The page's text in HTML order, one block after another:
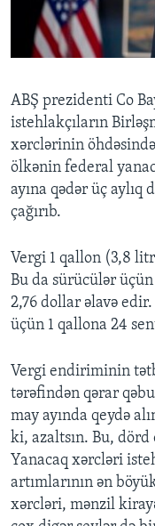
BIZI IZLƏYIN
Dillər
ABŞ prezidenti Co
istehlakçıların
xərclərinin
ölkənin federal
ayına qədər üç aylıq
çağırıb.
Vergi 1 qallon (3,8
Bu da sürücülər
2,76 dollar əlavə
üçün 1 qallona 24
Vergi endiriminin
tərəfindən qərar
may ayında qeydə
ki, azaltsın. Bu,
Yanacaq xərcləri
artımlarının ən
xərcləri, mənzil